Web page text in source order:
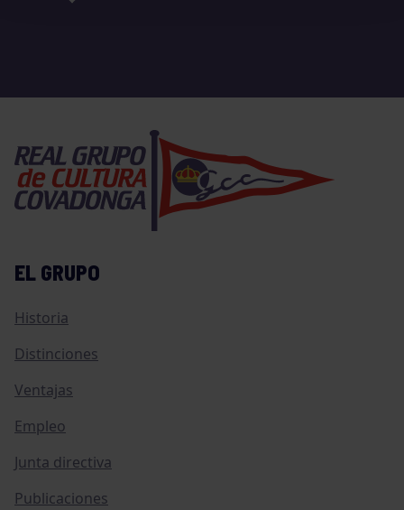
EL GRUPO
Historia
Distinciones
Ventajas
Empleo
Junta directiva
Publicaciones